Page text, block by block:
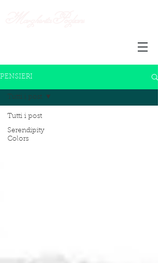
PENSIERI
Tutti i post
Serendipity
Colors
Tutti i post